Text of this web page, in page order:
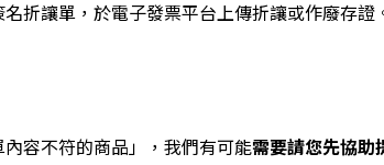
折讓單，於電子發票平台上傳折讓或作廢存證
容不符的商品」，我們有可能需要請您先協助